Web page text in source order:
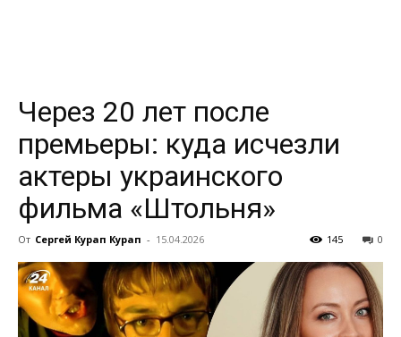
Через 20 лет после
премьеры: куда исчезли
актеры украинского
фильма «Штольня»
От Сергей Курап Курап - 15.04.2026 0
145